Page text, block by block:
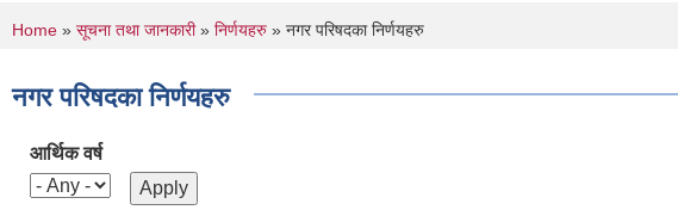
You are here
Home » सूचना तथा जानकारी» निर्णयहरु » नगर परिषदका निर्णयहरु
नगर परिषदका निर्णयहरु
आर्थिक वर्ष